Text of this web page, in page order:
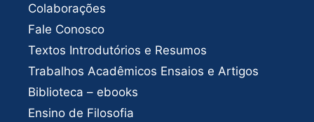
Colaborações
Fale Conosco
Textos Introdutórios e Resumos
Trabalhos Acadêmicos Ensaios e Artigos
Biblioteca – ebooks
Ensino de Filosofia